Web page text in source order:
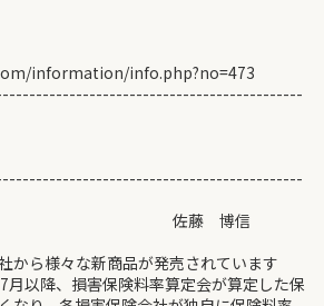
information/info.php?no=473
持つ◆
新動向＞ 佐藤 博信
から様々な新商品が発売されています
月以降、損害保険料率算定会が算定した保